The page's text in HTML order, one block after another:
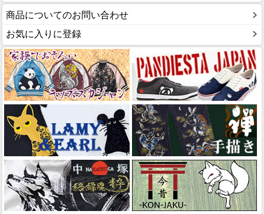
商品についてのお問い合わせ
お気に入りに登録